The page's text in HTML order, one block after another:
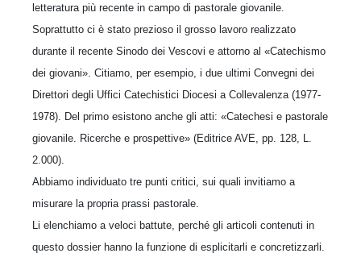
letteratura più recente in campo di pastorale giovanile.
Soprattutto ci è stato prezioso il grosso lavoro realizzato
durante il recente Sinodo dei Vescovi e attorno al «Catechismo
dei giovani». Citiamo, per esempio, i due ultimi Convegni dei
Direttori degli Uffici Catechistici Diocesi a Collevalenza (1977-
1978). Del primo esistono anche gli atti: «Catechesi e pastorale
giovanile. Ricerche e prospettive» (Editrice AVE, pp. 128, L.
2.000).
Abbiamo individuato tre punti critici, sui quali invitiamo a
misurare la propria prassi pastorale.
Li elenchiamo a veloci battute, perché gli articoli contenuti in
questo dossier hanno la funzione di esplicitarli e concretizzarli.